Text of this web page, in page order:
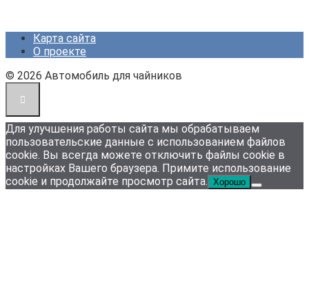
Карта сайта
О проекте
© 2026 Автомобиль для чайников
Для улучшения работы сайта мы обрабатываем
пользовательские данные с использованием файлов
cookie. Вы всегда можете отключить файлы cookie в
настройках Вашего браузера. Примите использование
cookie и продолжайте просмотр сайта. Хорошо